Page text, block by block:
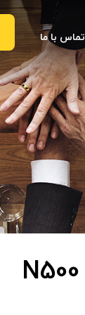
تماس با ما